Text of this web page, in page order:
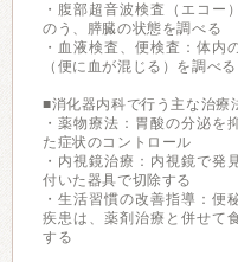
・腹部超音波検査（エコー
のう、膵臓の状態を調べる
・血液検査、便検査：体内
（便に血が混じる）を調べる
■消化器内科で行う主な治療
・薬物療法：胃酸の分泌を
た症状のコントロール
・内視鏡治療：内視鏡で発
付いた器具で切除する
・生活習慣の改善指導：便
疾患は、薬剤治療と併せて
する